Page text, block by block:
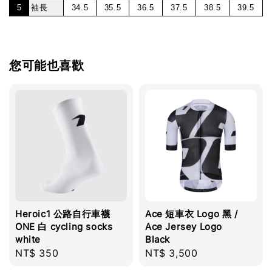
5
袖長 34.5 35.5 36.5 37.5 38.5 39.5
您可能也喜歡
Heroic1 公路自行車襪
ONE 白 cycling socks
white
Regular
NT$ 350
Ace 短車衣 Logo 黑 /
Ace Jersey Logo
Black
Regular
NT$ 3,500